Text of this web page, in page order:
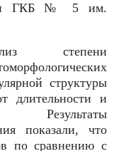
ГКБ № 5 им.
степени
структуры
длительности и
Результаты
показали, что
по сравнению с